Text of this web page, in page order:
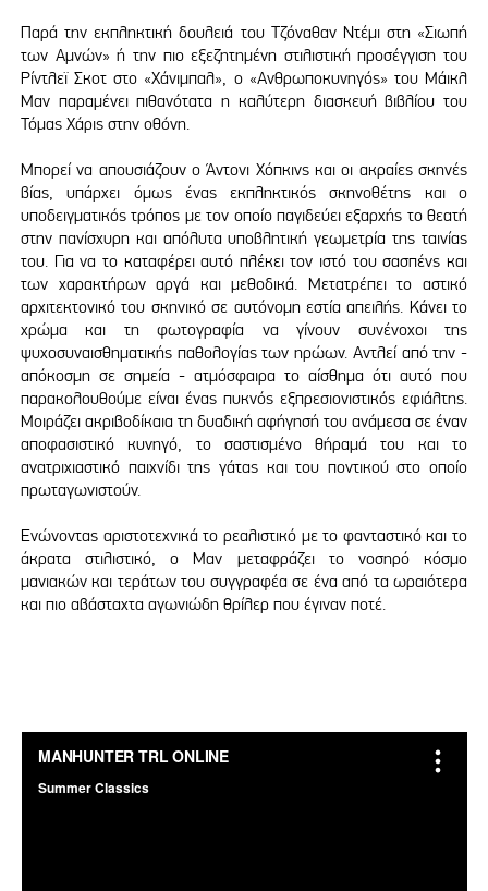
Παρά την εκπληκτική δουλειά του Τζόναθαν Ντέμι στη «Σιωπή
των Αμνών» ή την πιο εξεζητημένη στιλιστική προσέγγιση του
Ρίντλεϊ Σκοτ στο «Χάνιμπαλ», ο «Ανθρωποκυνηγός» του Μάικλ
Μαν παραμένει πιθανότατα η καλύτερη διασκευή βιβλίου του
Τόμας Χάρις στην οθόνη.
Μπορεί να απουσιάζουν ο Άντονι Χόπκινς και οι ακραίες σκηνές
βίας, υπάρχει όμως ένας εκπληκτικός σκηνοθέτης και ο
υποδειγματικός τρόπος με τον οποίο παγιδεύει εξαρχής το θεατή
στην πανίσχυρη και απόλυτα υποβλητική γεωμετρία της ταινίας
του. Για να το καταφέρει αυτό πλέκει τον ιστό του σασπένς και
των χαρακτήρων αργά και μεθοδικά. Μετατρέπει το αστικό
αρχιτεκτονικό του σκηνικό σε αυτόνομη εστία απειλής. Κάνει το
χρώμα και τη φωτογραφία να γίνουν συνένοχοι της
ψυχοσυναισθηματικής παθολογίας των ηρώων. Αντλεί από την -
απόκοσμη σε σημεία - ατμόσφαιρα το αίσθημα ότι αυτό που
παρακολουθούμε είναι ένας πυκνός εξπρεσιονιστικός εφιάλτης.
Μοιράζει ακριβοδίκαια τη δυαδική αφήγησή του ανάμεσα σε έναν
αποφασιστικό κυνηγό, το σαστισμένο θήραμά του και το
ανατριχιαστικό παιχνίδι της γάτας και του ποντικού στο οποίο
πρωταγωνιστούν.
Ενώνοντας αριστοτεχνικά το ρεαλιστικό με το φανταστικό και το
άκρατα στιλιστικό, ο Μαν μεταφράζει το νοσηρό κόσμο
μανιακών και τεράτων του συγγραφέα σε ένα από τα ωραιότερα
και πιο αβάσταχτα αγωνιώδη θρίλερ που έγιναν ποτέ.